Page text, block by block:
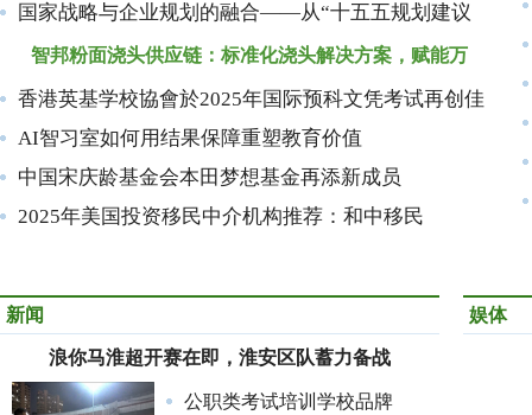
国家战略与企业规划的融合——从“十五五规划建议
智邦粉面浇头供应链：标准化浇头解决方案，赋能万
香港英基学校協會於2025年国际预科文凭考试再创佳
AI智习室如何用结果保障重塑教育价值
中国宋庆龄基金会本田梦想基金再添新成员
2025年美国投资移民中介机构推荐：和中移民
新闻
浪你马淮超开赛在即，淮安区队蓄力备战
公职类考试培训学校品牌
娱体